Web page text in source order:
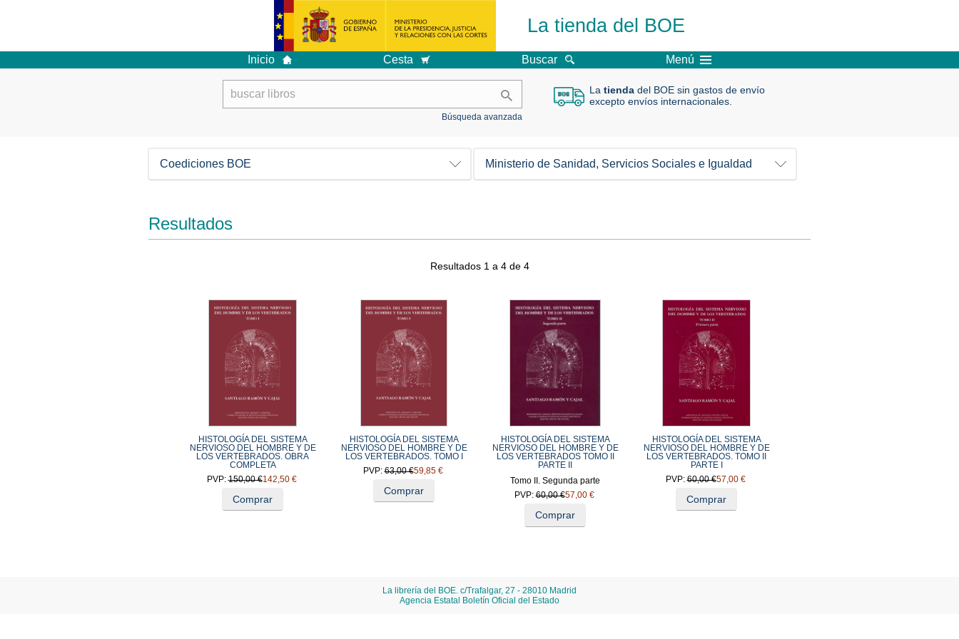
La tienda del BOE
Inicio Cesta Buscar Menú
Búsqueda avanzada
Latienda del BOE sin gastos de envío
excepto envíos internacionales.
Coediciones BOE Ministerio de Sanidad, Servicios Sociales e Igualdad
Resultados
Resultados 1 a 4 de 4
HISTOLOGÍA DEL SISTEMA
NERVIOSO DEL HOMBRE Y DE
LOS VERTEBRADOS. OBRA
COMPLETA
PVP:150,00 €142,50 €
Comprar
HISTOLOGÍA DEL SISTEMA
NERVIOSO DEL HOMBRE Y DE
LOS VERTEBRADOS. TOMO I
PVP:63,00 €59,85 €
Comprar
HISTOLOGÍA DEL SISTEMA
NERVIOSO DEL HOMBRE Y DE
LOS VERTEBRADOS TOMO II
PARTE II
Tomo II. Segunda parte
PVP:60,00 €57,00 €
Comprar
HISTOLOGÍA DEL SISTEMA
NERVIOSO DEL HOMBRE Y DE
LOS VERTEBRADOS. TOMO II
PARTE I
PVP:60,00 €57,00 €
Comprar
La librería del BOE. c/Trafalgar, 27 - 28010 Madrid
Agencia Estatal Boletín Oficial del Estado